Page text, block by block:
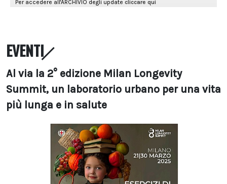
EVENTI
Al via la 2° edizione Milan Longevity
Summit, un laboratorio urbano per una vita
più lunga e in salute